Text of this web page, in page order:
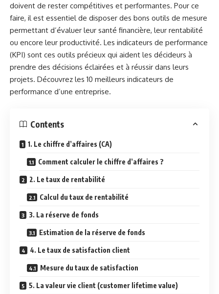
doivent de rester compétitives et performantes. Pour ce
faire, il est essentiel de disposer des bons outils de mesure
permettant d’évaluer leur santé financière, leur rentabilité
ou encore leur productivité. Les indicateurs de performance
(KPI) sont ces outils précieux qui aident les décideurs à
prendre des décisions éclairées et à réussir dans leurs
projets. Découvrez les 10 meilleurs indicateurs de
performance d’une entreprise.
Contents
1. Le chiffre d’affaires (CA)
Comment calculer le chiffre d’affaires ?
2. Le taux de rentabilité
Calcul du taux de rentabilité
3. La réserve de fonds
Estimation de la réserve de fonds
4. Le taux de satisfaction client
Mesure du taux de satisfaction
5. La valeur vie client (customer lifetime value)